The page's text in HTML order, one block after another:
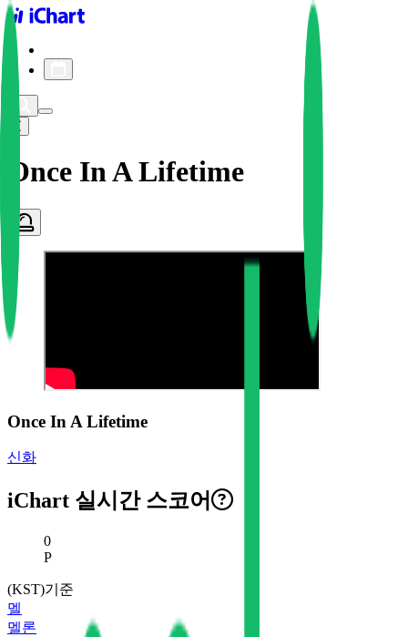
iChart logo
Once In A Lifetime
Once In A Lifetime
신화
iChart 실시간 스코어
현재 스코어
0
P
(KST)기준
멜
멜론